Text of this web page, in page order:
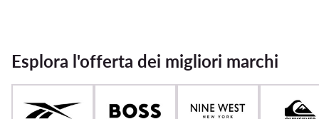
Esplora l'offerta dei migliori marchi